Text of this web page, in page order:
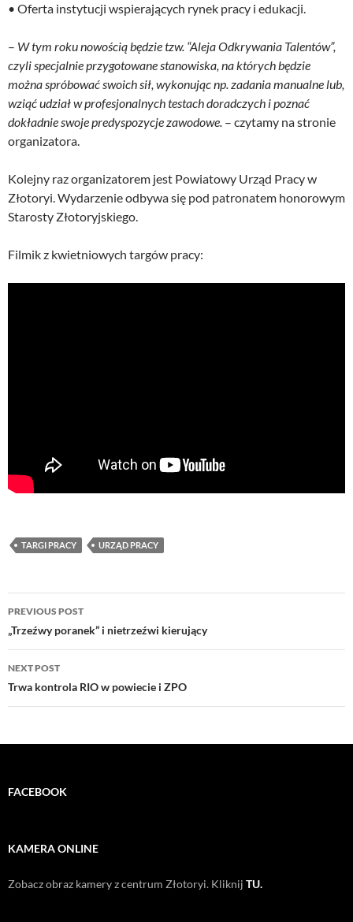
• Oferta instytucji wspierających rynek pracy i edukacji.
– W tym roku nowością będzie tzw. “Aleja Odkrywania Talentów”,
czyli specjalnie przygotowane stanowiska, na których będzie
można spróbować swoich sił, wykonując np. zadania manualne lub,
wziąć udział w profesjonalnych testach doradczych i poznać
dokładnie swoje predyspozycje zawodowe. – czytamy na stronie
organizatora.
Kolejny raz organizatorem jest Powiatowy Urząd Pracy w
Złotoryi. Wydarzenie odbywa się pod patronatem honorowym
Starosty Złotoryjskiego.
Filmik z kwietniowych targów pracy:
TARGI PRACY URZĄD PRACY
Post
navigation
PREVIOUS POST
„Trzeźwy poranek” i nietrzeźwi kierujący
NEXT POST
Trwa kontrola RIO w powiecie i ZPO
FACEBOOK
KAMERA ONLINE
Zobacz obraz kamery z centrum Złotoryi. Kliknij TU.